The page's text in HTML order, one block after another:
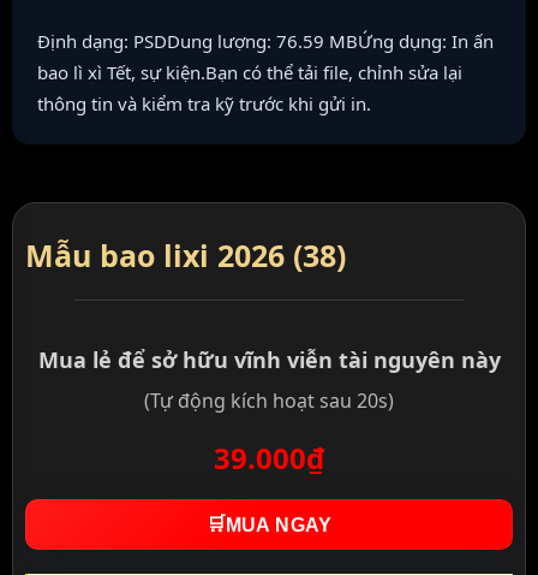
Định dạng: PSDDung lượng: 76.59 MBỨng dụng: In ấn
bao lì xì Tết, sự kiện.Bạn có thể tải file, chỉnh sửa lại
thông tin và kiểm tra kỹ trước khi gửi in.
Mẫu bao lixi 2026 (38)
Mua lẻ để sở hữu vĩnh viễn tài nguyên này
(Tự động kích hoạt sau 20s)
39.000₫
🛒 MUA NGAY